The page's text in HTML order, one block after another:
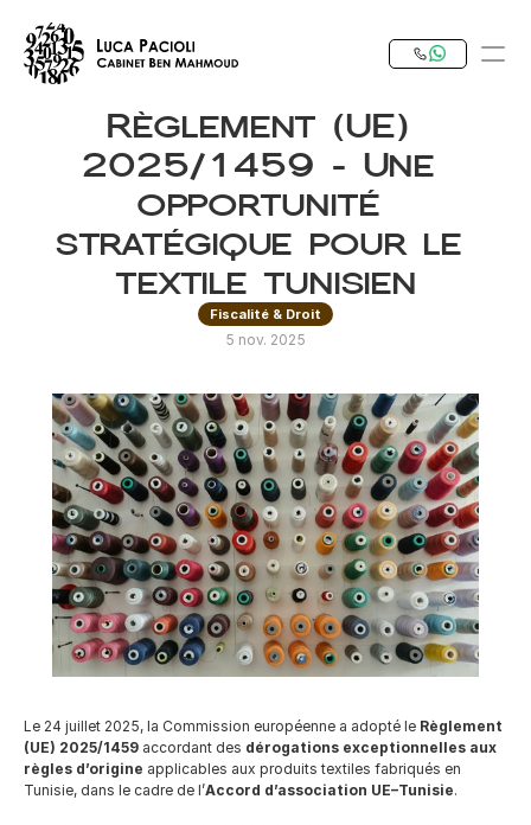
Investir en Tunisie
PRODUCT
Content
RESOURCES
Blog
Careers
Docs
About
COMMUNITY
Règlement (UE)
2025/1459 – Une
opportunité
stratégique pour le
textile tunisien
Fiscalité & Droit
5 nov. 2025
Le 24 juillet 2025, la Commission européenne a adopté le Règlement
(UE) 2025/1459 accordant des dérogations exceptionnelles aux
règles d’origine applicables aux produits textiles fabriqués en
Tunisie, dans le cadre de l’Accord d’association UE–Tunisie.